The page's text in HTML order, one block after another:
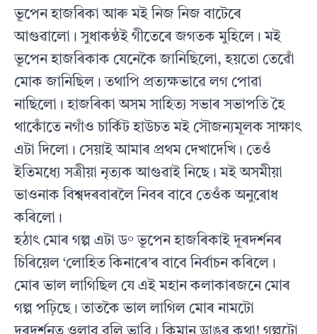
ভূপেন হাজৰিকা আৰু মই নিজ নিজ বাটেৰে
আগুৱালো। সুধাকণ্ঠই গীতেৰে জগতক মুহিলে। মই
ভূপেন হাজৰিকাক যেনেকৈ জানিছিলো, হয়তো তেৱোঁ
মোক জানিছিল। তথাপি প্ৰত্যক্ষভাৱে লগ পোৱা
নাছিলো। হাজৰিকা অসম সাহিত্য সভাৰ সভাপতি হৈ
থাকোঁতে নগাঁও চাৰ্কিট হাউচত মই সৌজন্যমূলক সাক্ষাৎ
এটা দিলো। সেয়াই আমাৰ প্ৰথম দেখাদেখি। তেওঁ
ইতিমধ্যে সত্ৰীয়া নৃত্যক আগুৱাই নিছে। মই অসমীয়া
ভাওনাক বিশ্বদৰবাৰলৈ নিবৰ বাবে তেওঁক অনুৰোধ
কৰিলো।
হঠাৎ মোৰ গল্প এটা ড° ভূপেন হাজৰিকাই দূৰদৰ্শনৰ
চিৰিয়েল ‘লোহিত কিনাৰে’ৰ বাবে নিৰ্বাচন কৰিলে।
মোৰ ভাল লাগিছিল যে এই মহান কলাকাৰজনে মোৰ
গল্প পঢ়িছে। তাতকৈ ভাল লাগিল মোৰ নামটো